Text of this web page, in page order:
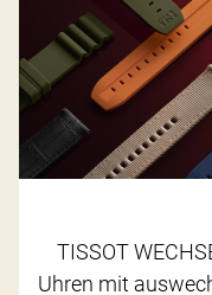
TISSOT
Uhren mit